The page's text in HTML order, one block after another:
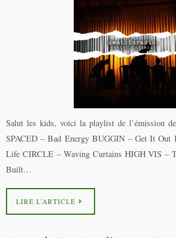
Salut les kids, voici la playlist de l’émission
SPACED – Bad Energy BUGGIN – Get It Out
Life CIRCLE – Waving Curtains HIGH VIS –
Built…
LIRE L’ARTICLE